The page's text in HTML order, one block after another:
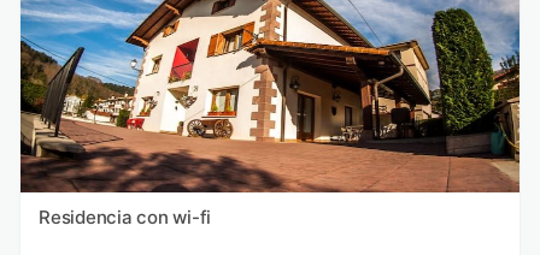
Residencia con wi-fi